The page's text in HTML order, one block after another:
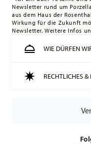
Schweiz:Lieferungen
versandkostenfrei.
liegen die
Tracking:
Sie
Ihr Paket auf die
vorrätige Artikel.
Newsletter rund um
aus dem Haus der
Wirkung für die Zukunft
Newsletter. Weitere Infos
WIE DÜRFEN
RECHTLICHES